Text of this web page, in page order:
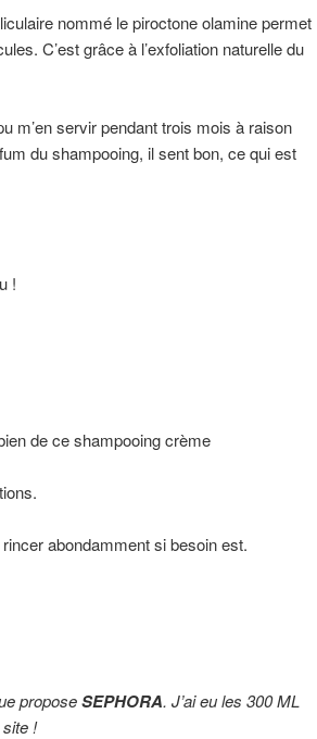
nommé le piroctone olamine permet
C’est grâce à l’exfoliation naturelle du
m’en servir pendant trois mois à raison
du shampooing, il sent bon, ce qui est
!
de ce shampooing crème
abondamment si besoin est.
proposeSEPHORA. J’ai eu les 300 ML
!